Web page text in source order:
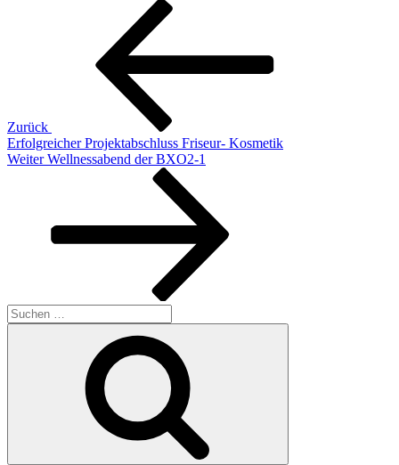
Beitragsnavigation
Zurück
Erfolgreicher Projektabschluss Friseur- Kosmetik
Nächster
Weiter Wellnessabend der BXO2-1
Suche
nach: